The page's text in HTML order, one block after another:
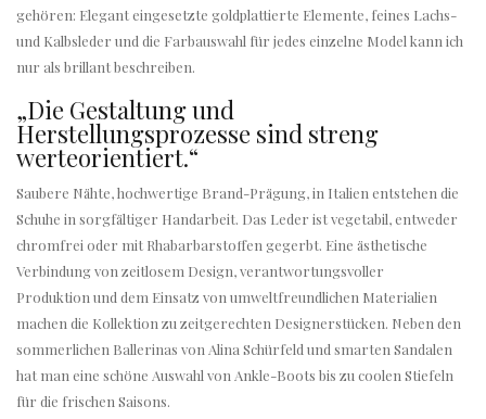
gehören: Elegant eingesetzte goldplattierte Elemente, feines Lachs-
und Kalbsleder und die Farbauswahl für jedes einzelne Model kann ich
nur als brillant beschreiben.
„Die Gestaltung und
Herstellungsprozesse sind streng
werteorientiert.“
Saubere Nähte, hochwertige Brand-Prägung, in Italien entstehen die
Schuhe in sorgfältiger Handarbeit. Das Leder ist vegetabil, entweder
chromfrei oder mit Rhabarbarstoffen gegerbt. Eine ästhetische
Verbindung von zeitlosem Design, verantwortungsvoller
Produktion und dem Einsatz von umweltfreundlichen Materialien
machen die Kollektion zu zeitgerechten Designerstücken. Neben den
sommerlichen Ballerinas von Alina Schürfeld und smarten Sandalen
hat man eine schöne Auswahl von Ankle-Boots bis zu coolen Stiefeln
für die frischen Saisons.